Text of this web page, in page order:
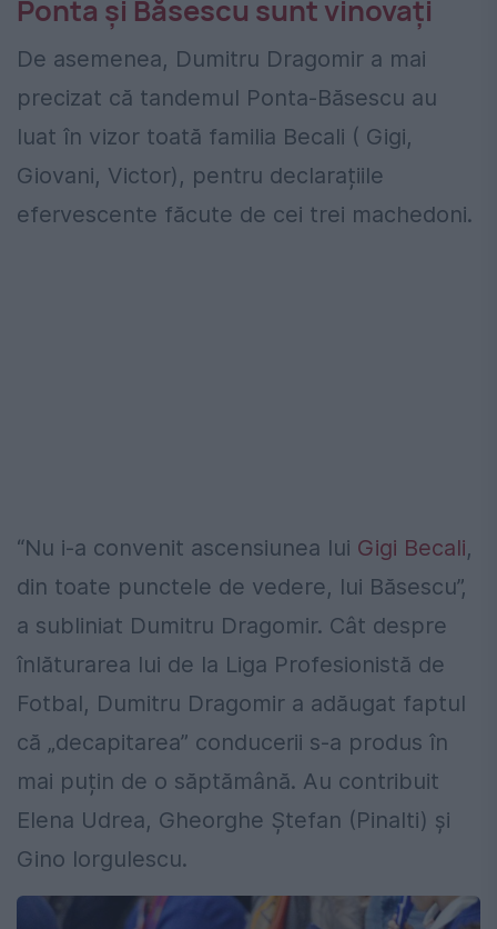
Ponta și Băsescu sunt vinovați
De asemenea, Dumitru Dragomir a mai
precizat că tandemul Ponta-Băsescu au
luat în vizor toată familia Becali ( Gigi,
Giovani, Victor), pentru declarațiile
efervescente făcute de cei trei machedoni.
“Nu i-a convenit ascensiunea lui Gigi Becali,
din toate punctele de vedere, lui Băsescu”,
a subliniat Dumitru Dragomir. Cât despre
înlăturarea lui de la Liga Profesionistă de
Fotbal, Dumitru Dragomir a adăugat faptul
că „decapitarea” conducerii s-a produs în
mai puțin de o săptămână. Au contribuit
Elena Udrea, Gheorghe Ștefan (Pinalti) și
Gino Iorgulescu.